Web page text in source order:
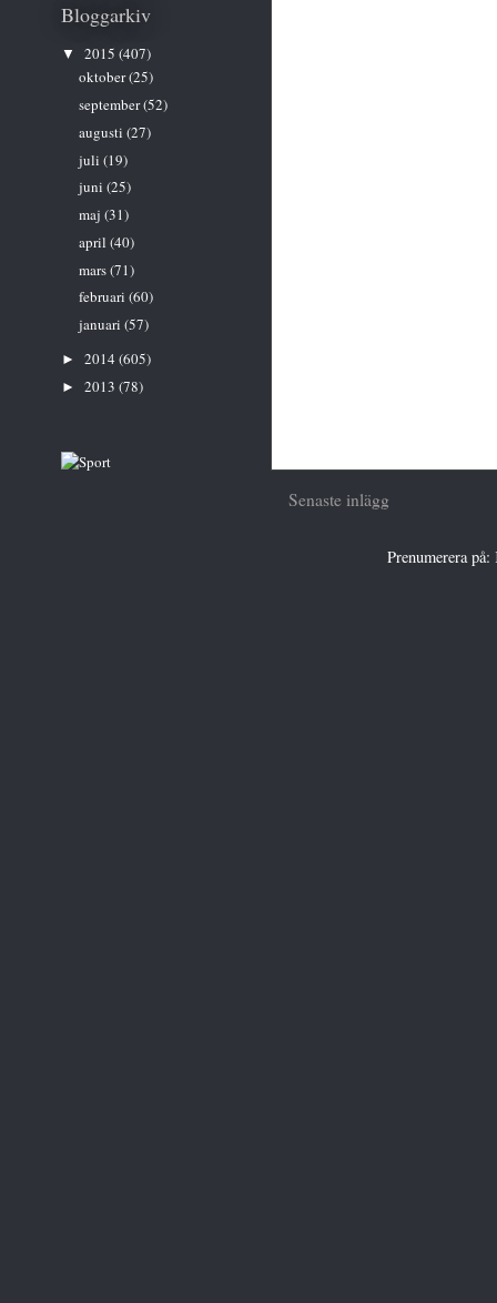
Senaste inlägg
Prenumerera på:
Bloggarkiv
▼ 2015 (407)
oktober(25)
september(52)
augusti (27)
juli (19)
juni (25)
maj (31)
april (40)
mars(71)
februari (60)
januari (57)
► 2014 (605)
► 2013 (78)